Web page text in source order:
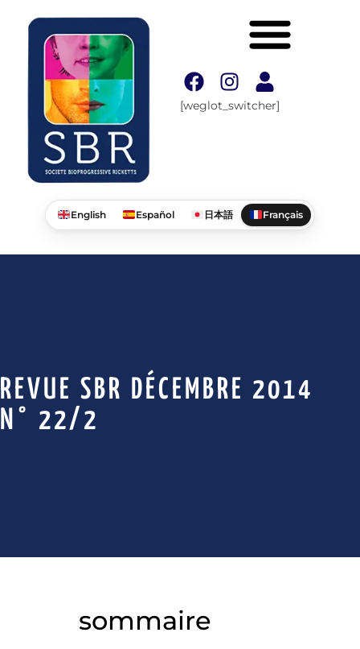
[weglot_switcher]
English Español 日本語 Français
REVUE SBR DÉCEMBRE 2014
N° 22/2
sommaire